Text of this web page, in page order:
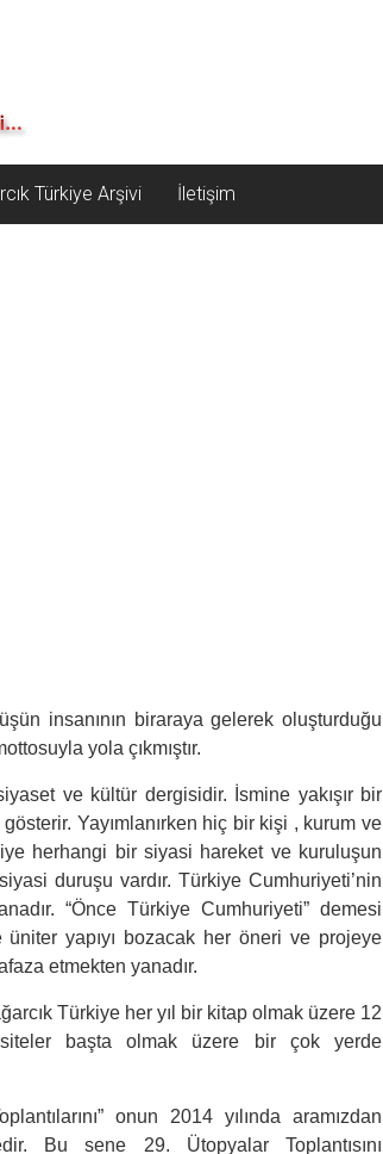
Türkiye Arşivi İletişim
insanının biraraya gelerek oluşturduğu
yola çıkmıştır.
ve kültür dergisidir. İsmine yakışır bir
Yayımlanırken hiç bir kişi , kurum ve
herhangi bir siyasi hareket ve kuruluşun
duruşu vardır. Türkiye Cumhuriyeti’nin
“Önce Türkiye Cumhuriyeti” demesi
yapıyı bozacak her öneri ve projeye
etmekten yanadır.
Türkiye her yıl bir kitap olmak üzere 12
başta olmak üzere bir çok yerde
onun 2014 yılında aramızdan
Bu sene 29. Ütopyalar Toplantısını